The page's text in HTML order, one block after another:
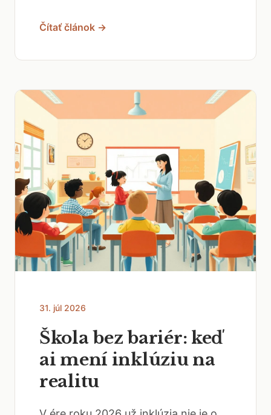
Čítať článok →
31. júl 2026
Škola bez bariér: keď
ai mení inklúziu na
realitu